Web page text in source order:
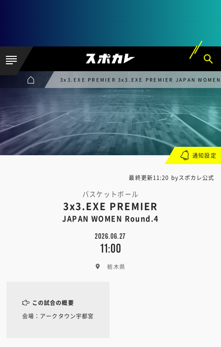
3x3.EXE PREMIER 3x3.EXE PREMIER JAPAN
最終更新11:20 byスポカレ公式
バスケットボール
3x3.EXE PREMIER
JAPAN WOMEN Round.4
2026.06.27
11:00
栃木県
通知設定
この試合の概要
会場：アークタウン宇都宮